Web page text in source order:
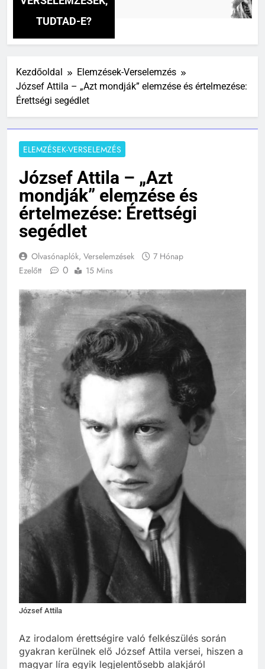
TUDTAD-E?
Kezdőoldal
Elemzések-Verselemzés
József Attila – „Azt mondják” elemzése és értelmezése:
Érettségi segédlet
ELEMZÉSEK-VERSELEMZÉS
József Attila – „Azt
mondják” elemzése és
értelmezése: Érettségi
segédlet
Olvasónaplók, Verselemzések
7 Hónap
Ezelőtt
0 15 Mins
József Attila
Az irodalom érettségire való felkészülés során
gyakran kerülnek elő József Attila versei, hiszen a
magyar líra egyik legjelentősebb alakjáról